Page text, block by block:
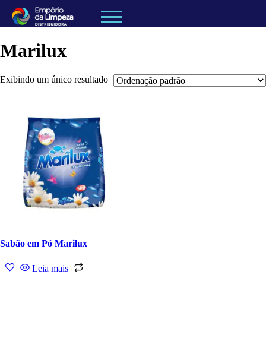
Marilux
Exibindo um único resultado
Sabão em Pó Marilux
Leia mais